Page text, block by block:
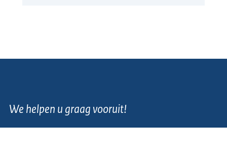
We helpen u graag vooruit!